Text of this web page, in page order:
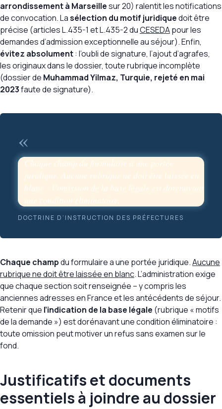
arrondissement à Marseillesur 20) ralentit les notifications
de convocation. Lasélection du motif juridiquedoit être
précise (articles L.435-1 et L.435-2 duCESEDApour les
demandes d’admission exceptionnelle au séjour). Enfin,
évitez absolument: l’oubli de signature, l’ajout d’agrafes,
les originaux dans le dossier, toute rubrique incomplète
(dossier de Muhammad Yilmaz, Turquie, rejeté en mai
2023faute de signature).
«
Chaque champ du formulaire a une portée
juridique. Aucune rubrique ne doit être laissée en
blanc : l’omission de la base légale est dorénavant
une condition éliminatoire.
DOCTRINE D’INSTRUCTION DES PRÉFECTURES
Chaque champdu formulaire a une portée juridique.Aucune
rubrique ne doit être laissée en blanc. L’administration exige
que chaque section soit renseignée – y compris les
anciennes adresses en France et les antécédents de séjour.
Retenir que l’indication de la base légale (rubrique « motifs
de la demande ») est dorénavant une condition éliminatoire :
toute omission peut motiver un refus sans examen sur le
fond.
Justificatifs et documents
essentiels à joindre au dossier